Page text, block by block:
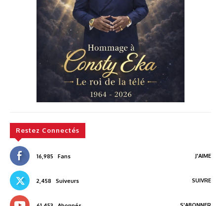
Restez Connectés
16,985 Fans J'AIME
2,458 Suiveurs SUIVRE